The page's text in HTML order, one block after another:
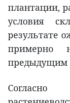
плантации,
условия
результате
примерно
предыдущим